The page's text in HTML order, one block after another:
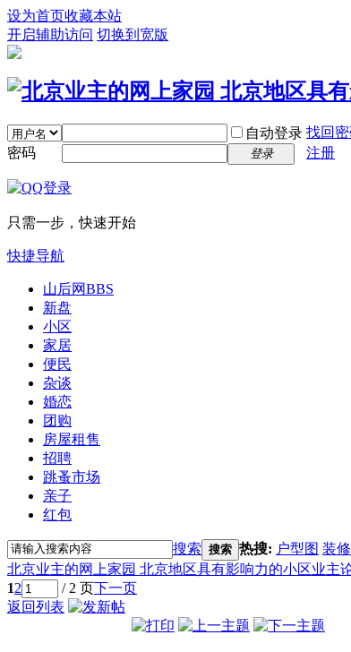
设为首页收藏本站
开启辅助访问 切换到宽版
自动登录 找回
密码
登录 注册
只需一步，快速开始
快捷导航
山后网BBS
新盘
小区
家居
便民
杂谈
婚恋
团购
房屋租售
招聘
跳蚤市场
亲子
红包
搜索 搜索 热搜: 户型图 装修
北京业主的网上家园 北京地区具有影响力的小区业主
12 / 2 页下一页
返回列表